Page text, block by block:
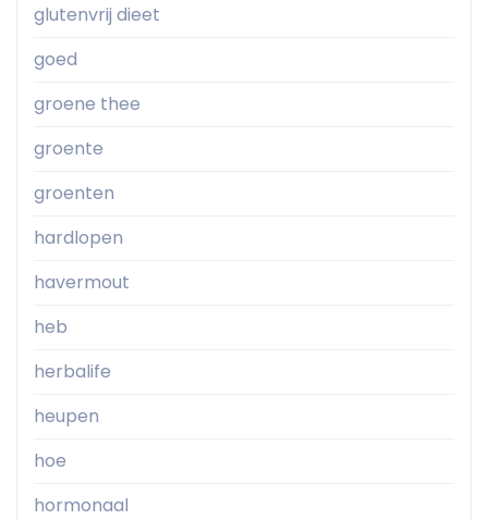
glutenvrij dieet
goed
groene thee
groente
groenten
hardlopen
havermout
heb
herbalife
heupen
hoe
hormonaal